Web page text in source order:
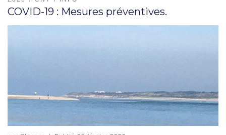
COVID-19 : Mesures préventives.